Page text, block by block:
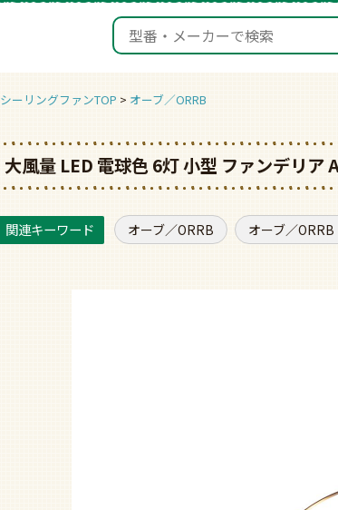
シーリングファンTOP オーブ／ORRB
大風量 LED 電球色 6灯 小型 ファンデリ
オーブ／ORRB オーブ／